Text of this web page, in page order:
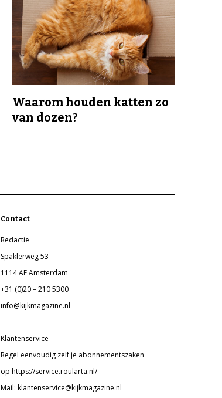
Waarom houden katten zo
van dozen?
Contact
Redactie
Spaklerweg 53
1114 AE Amsterdam
+31 (0)20 – 210 5300
info@kijkmagazine.nl
Klantenservice
Regel eenvoudig zelf je abonnementszaken
op https://service.roularta.nl/
Mail: klantenservice@kijkmagazine.nl